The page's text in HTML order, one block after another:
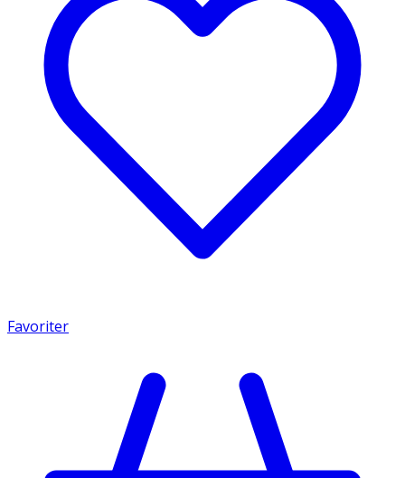
Favoriter